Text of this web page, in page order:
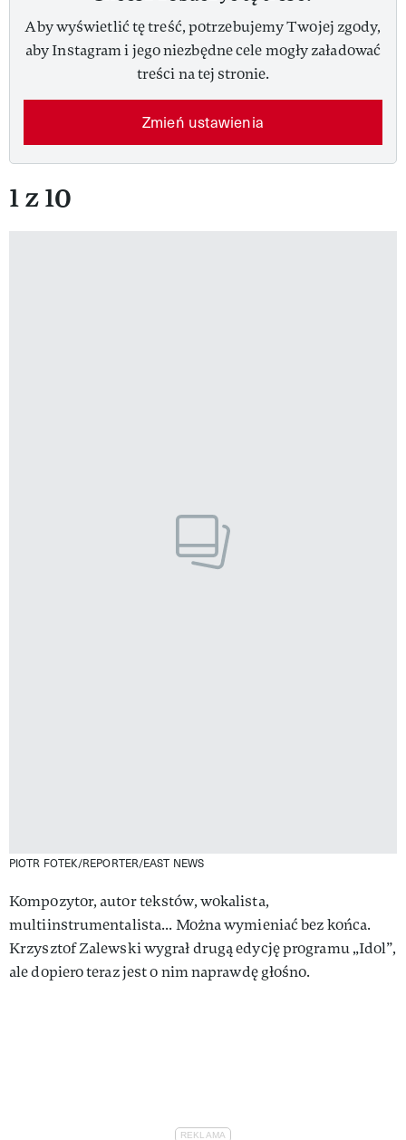
Aby wyświetlić tę treść, potrzebujemy Twojej zgody,
aby Instagram i jego niezbędne cele mogły załadować
treści na tej stronie.
Zmień ustawienia
1 z 10
PIOTR FOTEK/REPORTER/EAST NEWS
Kompozytor, autor tekstów, wokalista,
multiinstrumentalista... Można wymieniać bez końca.
Krzysztof Zalewski wygrał drugą edycję programu „Idol”,
ale dopiero teraz jest o nim naprawdę głośno.